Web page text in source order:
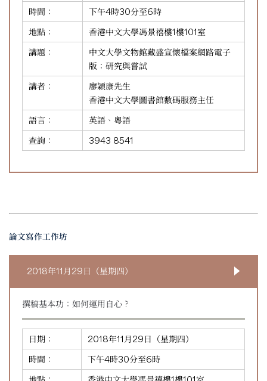
時間：
下午4時30分至6時
地點：
香港中文大學馮景禧樓1樓101室
講題：
中文大學文物館藏盛宣懷檔案網路電子
版：研究與嘗試
講者：
廖穎康先生
香港中文大學圖書館數碼服務主任
語言：
英語、粵語
查詢：
3943 8541
論文寫作工作坊
2018年11月29日（星期四）
撰稿基本功：如何運用自心？
日期：
2018年11月29日（星期四）
時間：
下午4時30分至6時